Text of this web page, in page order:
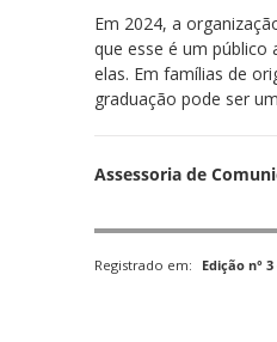
Em 2024, a
que esse é um público
elas. Em famílias de
graduação pode ser
Assessoria de
Registrado em: Edição n° 3